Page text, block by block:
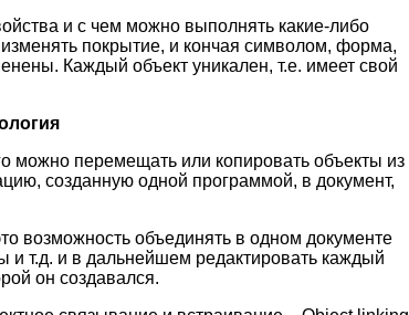
и с чем можно выполнять какие-либо
покрытие, и кончая символом, форма,
Каждый объект уникален, т.е. имеет свой
можно перемещать или копировать объекты из
созданную одной программой, в документ,
возможность объединять в одном документе
и т.д. и в дальнейшем редактировать каждый
он создавался.